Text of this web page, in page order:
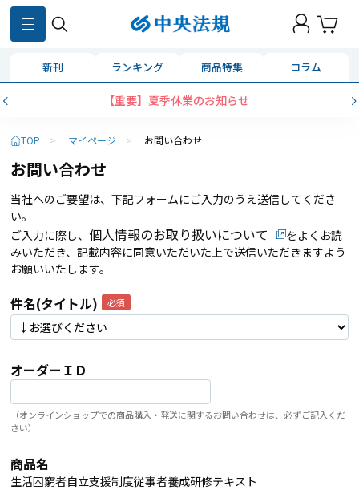
新刊 ランキング 商品特集 コラム
【重要】夏季休業のお知らせ
TOP > マイページ > お問い合わせ
お問い合わせ
当社へのご要望は、下記フォームにご入力のうえ送信してくださ
い。
ご入力に際し、 個人情報のお取り扱いについて
をよくお読
みいただき、記載内容に同意いただいた上で送信いただきますよう
お願いいたします。
件名(タイトル)
オーダーＩＤ
（オンラインショップでの商品購入・発送に関するお問い合わせは、必ずご記入くだ
さい）
商品名
生活困窮者自立支援制度従事者養成研修テキスト